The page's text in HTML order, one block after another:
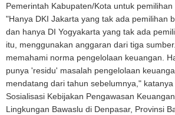
Pemerintah Kabupaten/Kota untuk pemilihan
"Hanya DKI Jakarta yang tak ada pemilihan
dan hanya DI Yogyakarta yang tak ada
itu, menggunakan anggaran dari tiga
memahami norma pengelolaan keuangan.
punya 'residu' masalah pengelolaan
mendatang dari tahun sebelumnya,"
Sosialisasi Kebijakan Pengawasan
Lingkungan Bawaslu di Denpasar, Provinsi